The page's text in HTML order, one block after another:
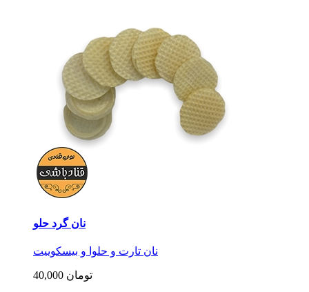
نان گرد حلو
نان تارت و حلوا و بیسکوییت
40,000 تومان